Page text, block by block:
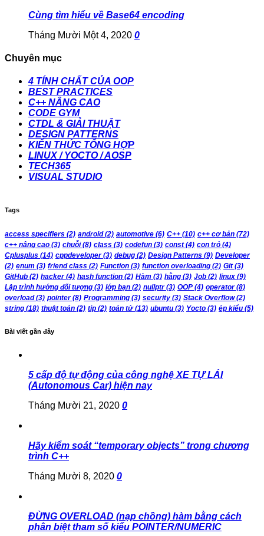
Cùng tìm hiểu về Base64 encoding
Tháng Mười Một 4, 2020 0
Chuyên mục
4 TÍNH CHẤT CỦA OOP
BEST PRACTICES
C++ NÂNG CAO
CODE GYM
CTDL & GIẢI THUẬT
DESIGN PATTERNS
KIẾN THỨC TỔNG HỢP
LINUX / YOCTO / AOSP
TECH365
VISUAL STUDIO
Tags
access specifiers (2) android(2) automotive (6) C++ (10) c++ cơ bản (72)
c++ nâng cao (3) chuỗi(8) class (3) codefun (3) const(4) con trỏ (4)
Cplusplus (14) cppdeveloper(3) debug (2) Design Patterns (9) Developer
(2) enum (3) friend class (2) Function (3) function overloading (2) Git(3)
GitHub (2) hacker(4) hash function (2) Hàm (3) hằng (3) Job (2) linux (9)
Lập trình hướng đối tượng (3) lớp bạn (2) nullptr(3) OOP (4) operator(8)
overload(3) pointer(8) Programming (3) security (3) Stack Overflow(2)
string (18) thuật toán (2) tip (2) toán tử(13) ubuntu (3) Yocto (3) ép kiểu (5)
Bài viết gần đây
5 cấp độ tự động của công nghệ XE TỰ LÁI
(Autonomous Car) hiện nay
Tháng Mười 21, 2020 0
Hãy kiểm soát “temporary objects” trong chương
trình C++
Tháng Mười 8, 2020 0
ĐỪNG OVERLOAD (nạp chồng) hàm bằng cách
phân biệt tham số kiểu POINTER/NUMERIC